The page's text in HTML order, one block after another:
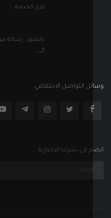
لدى الخدمة...
بالصور ..رسالة من أحد
التواصل الاجتماعي
إلى نشرتنا الإخبارية